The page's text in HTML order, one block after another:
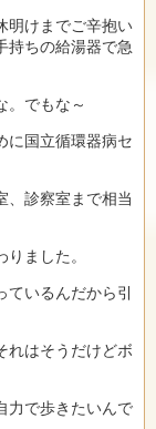
明けまでご辛抱い
持ちの給湯器で急
。でもな～
に国立循環器病セ
、診察室まで相当
ました。
ているんだから引
れはそうだけどボ
力で歩きたいんで